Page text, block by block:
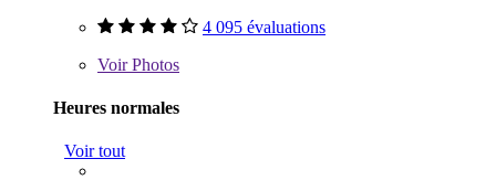
4 095 évaluations
VoirPhotos
Heures normales
Voir tout